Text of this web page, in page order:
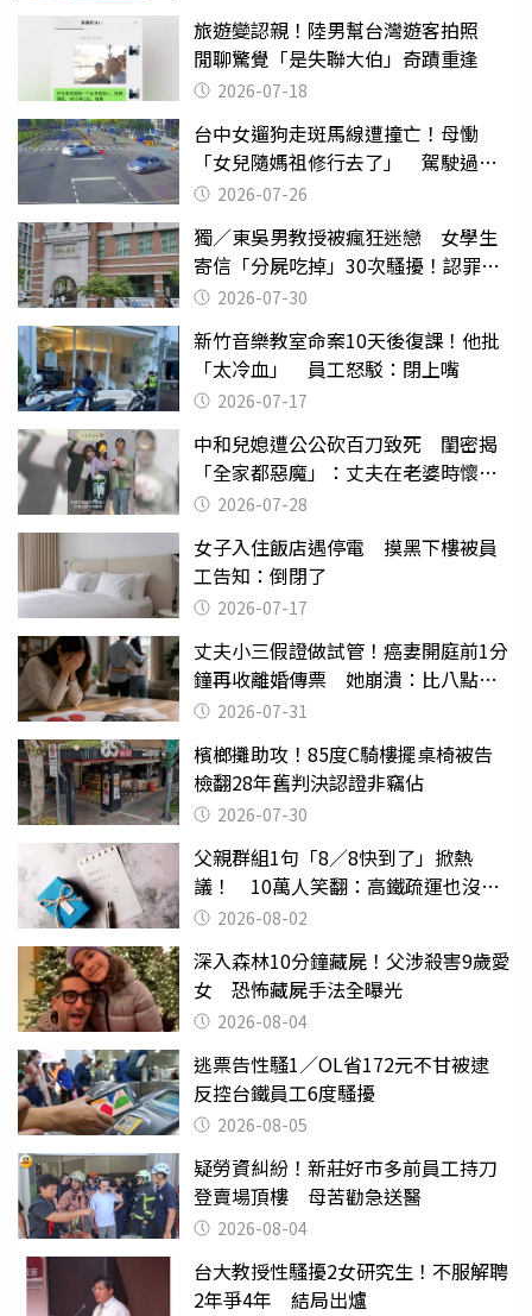
旅遊變認親！陸男幫台灣遊客拍照
閒聊驚覺「是失聯大伯」奇蹟重逢
2026-07-18
台中女遛狗走斑馬線遭撞亡！母慟
「女兒隨媽祖修行去了」 駕駛過失
致死判9月
2026-07-26
獨／東吳男教授被瘋狂迷戀 女學生
寄信「分屍吃掉」30次騷擾！認罪免
關 2026-07-30
新竹音樂教室命案10天後復課！他批
「太冷血」 員工怒駁：閉上嘴
2026-07-17
中和兒媳遭公公砍百刀致死 閨密揭
「全家都惡魔」：丈夫在老婆時懷孕
摔東西
2026-07-28
女子入住飯店遇停電 摸黑下樓被員
工告知：倒閉了
2026-07-17
丈夫小三假證做試管！癌妻開庭前1分
鐘再收離婚傳票 她崩潰：比八點檔
還扯2026-07-31
檳榔攤助攻！85度C騎樓擺桌椅被告
檢翻28年舊判決認證非竊佔
2026-07-30
父親群組1句「8／8快到了」掀熱
議！ 10萬人笑翻：高鐵疏運也沒列
父親節
2026-08-02
深入森林10分鐘藏屍！父涉殺害9歲愛
女 恐怖藏屍手法全曝光
2026-08-04
逃票告性騷1／OL省172元不甘被逮
反控台鐵員工6度騷擾
2026-08-05
疑勞資糾紛！新莊好市多前員工持刀
登賣場頂樓 母苦勸急送醫
2026-08-04
台大教授性騷擾2女研究生！不服解聘
2年爭4年 結局出爐